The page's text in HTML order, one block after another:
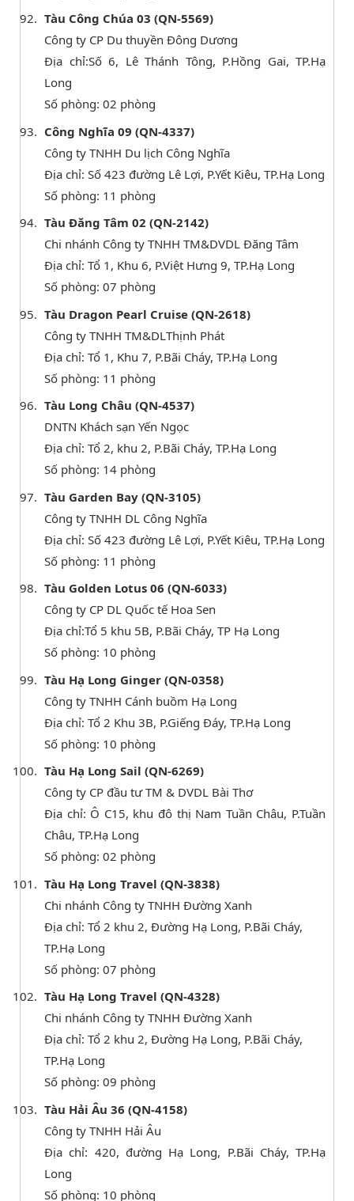
Tàu Công Chúa 03 (QN-5569)
Công ty CP Du thuyền Đông Dương
Địa chỉ:Số 6, Lê Thánh Tông, P.Hồng Gai, TP.Hạ
Long
Số phòng: 02 phòng
Công Nghĩa 09 (QN-4337)
Công ty TNHH Du lịch Công Nghĩa
Địa chỉ: Số 423 đường Lê Lợi, P.Yết Kiêu, TP.Hạ Long
Số phòng: 11 phòng
Tàu Đăng Tâm 02 (QN-2142)
Chi nhánh Công ty TNHH TM&DVDL Đăng Tâm
Địa chỉ: Tổ 1, Khu 6, P.Việt Hưng 9, TP.Hạ Long
Số phòng: 07 phòng
Tàu Dragon Pearl Cruise (QN-2618)
Công ty TNHH TM&DLThịnh Phát
Địa chỉ: Tổ 1, Khu 7, P.Bãi Cháy, TP.Hạ Long
Số phòng: 11 phòng
Tàu Long Châu (QN-4537)
DNTN Khách sạn Yến Ngọc
Địa chỉ: Tổ 2, khu 2, P.Bãi Cháy, TP.Hạ Long
Số phòng: 14 phòng
Tàu Garden Bay (QN-3105)
Công ty TNHH DL Công Nghĩa
Địa chỉ: Số 423 đường Lê Lợi, P.Yết Kiêu, TP.Hạ Long
Số phòng: 11 phòng
Tàu Golden Lotus 06 (QN-6033)
Công ty CP DL Quốc tế Hoa Sen
Địa chỉ:Tổ 5 khu 5B, P.Bãi Cháy, TP Hạ Long
Số phòng: 10 phòng
Tàu Hạ Long Ginger (QN-0358)
Công ty TNHH Cánh buồm Hạ Long
Địa chỉ: Tổ 2 Khu 3B, P.Giếng Đáy, TP.Hạ Long
Số phòng: 10 phòng
Tàu Hạ Long Sail (QN-6269)
Công ty CP đầu tư TM & DVDL Bài Thơ
Địa chỉ: Ô C15, khu đô thị Nam Tuần Châu, P.Tuần
Châu, TP.Hạ Long
Số phòng: 02 phòng
Tàu Hạ Long Travel (QN-3838)
Chi nhánh Công ty TNHH Đường Xanh
Địa chỉ: Tổ 2 khu 2, Đường Hạ Long, P.Bãi Cháy,
TP.Hạ Long
Số phòng: 07 phòng
Tàu Hạ Long Travel (QN-4328)
Chi nhánh Công ty TNHH Đường Xanh
Địa chỉ: Tổ 2 khu 2, Đường Hạ Long, P.Bãi Cháy,
TP.Hạ Long
Số phòng: 09 phòng
Tàu Hải Âu 36 (QN-4158)
Công ty TNHH Hải Âu
Địa chỉ: 420, đường Hạ Long, P.Bãi Cháy, TP.Hạ
Long
Số phòng: 10 phòng